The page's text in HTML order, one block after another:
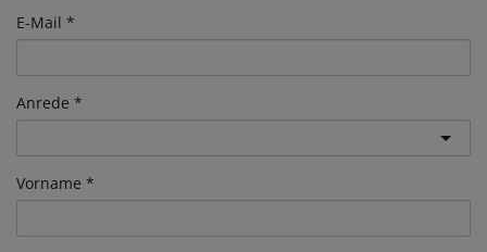
E-Mail
Anrede
Vorname